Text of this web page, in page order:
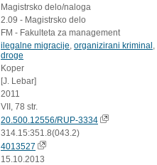
Magistrsko delo/naloga
2.09 - Magistrsko delo
FM - Fakulteta za management
ilegalne migracije organizirani kriminal
droge
Koper
[J. Lebar]
2011
VII, 78 str.
20.500.12556/RUP-3334
314.15:351.8(043.2)
4013527
15.10.2013